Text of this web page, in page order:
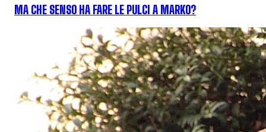
MA CHE SENSO HA FARE LE PULCI A MARKO?